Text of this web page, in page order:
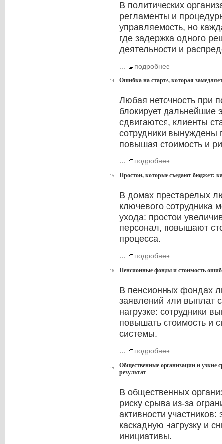
В политических
регламенты и
управляемость, но
где задержка одного
деятельности и
... подробнее
14. Ошибка на старте, которая
Любая неточность при
блокирует дальнейшие
сдвигаются, клиенты
сотрудники вынуждены
повышая стоимость и
... подробнее
15. Простои, которые съедают бюджет:
В домах престарелых
ключевого сотрудника
ухода: простои
персонал, повышают
процесса.
... подробнее
16. Пенсионные фонды и стоимость
В пенсионных фондах
заявлений или выплат
нагрузке: сотрудники
повышать стоимость и
системы.
... подробнее
17.
Общественные организации и узкие
результат
В общественных
риску срыва из-за
активности
каскадную нагрузку и
инициативы.